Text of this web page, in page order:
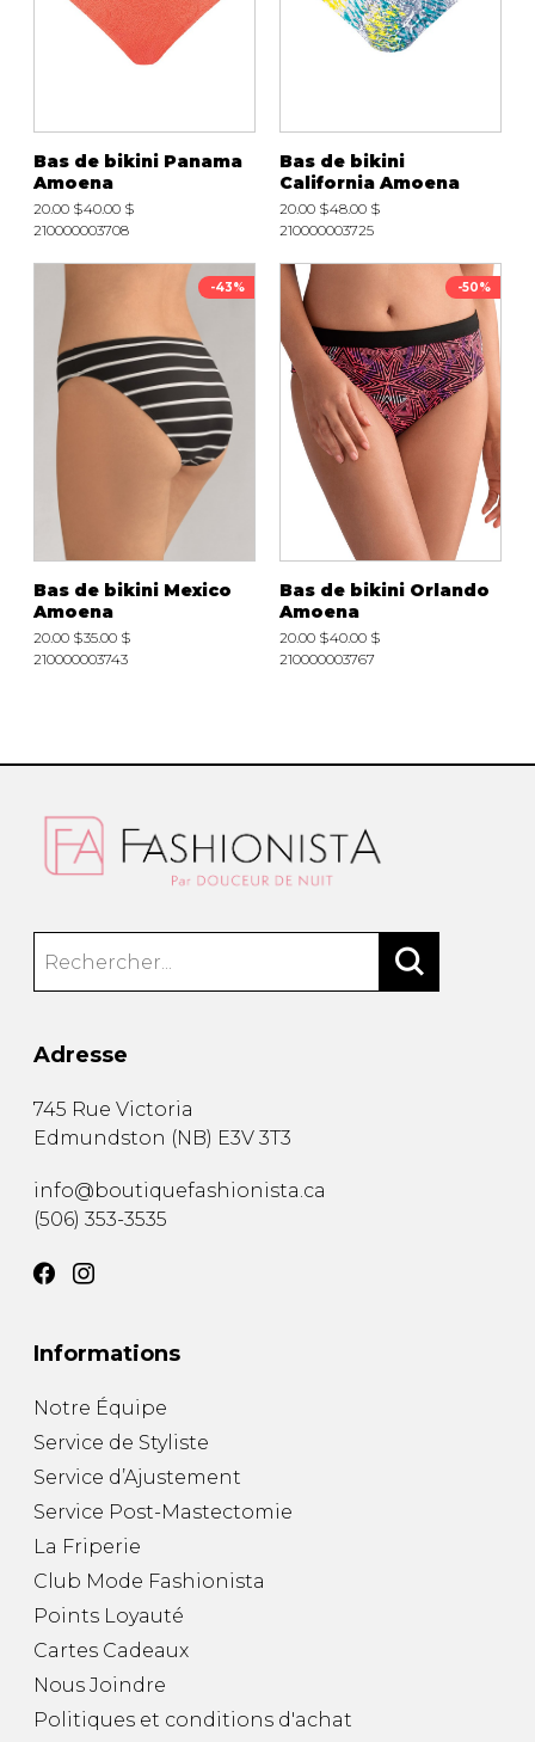
Bas de bikini Panama
Amoena
20.00 $40.00 $
210000003708
Bas de bikini
California Amoena
20.00 $48.00 $
210000003725
-43%
Bas de bikini Mexico
Amoena
20.00 $35.00 $
210000003743
-50%
Bas de bikini Orlando
Amoena
20.00 $40.00 $
210000003767
Adresse
745 Rue Victoria
Edmundston (NB) E3V 3T3
info@boutiquefashionista.ca
(506) 353-3535
Informations
Notre Équipe
Service de Styliste
Service d’Ajustement
Service Post-Mastectomie
La Friperie
Club Mode Fashionista
Points Loyauté
Cartes Cadeaux
Nous Joindre
Politiques et conditions d'achat